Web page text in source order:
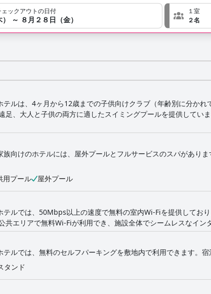
ックアウトの日付
～ ８月２８日（金）
１室
２名
テルは、4ヶ月から12歳までの子供向けクラブ（年齢別に分かれ
足、大人と子供の両方に適したスイミングプールを提供してい
族向けのホテルには、屋外プールとフルサービスのスパがあり
用プール 屋外プール
テルでは、50Mbps以上の速度で無料の室内Wi-Fiを提供してお
共エリアで無料Wi-Fiが利用でき、施設全体でシームレスなイン
テルでは、無料のセルフパーキングを敷地内で利用できます。
タンド